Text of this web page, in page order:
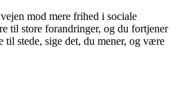
mod mere frihed i sociale
til store forandringer, og du fortjener
stede, sige det, du mener, og være